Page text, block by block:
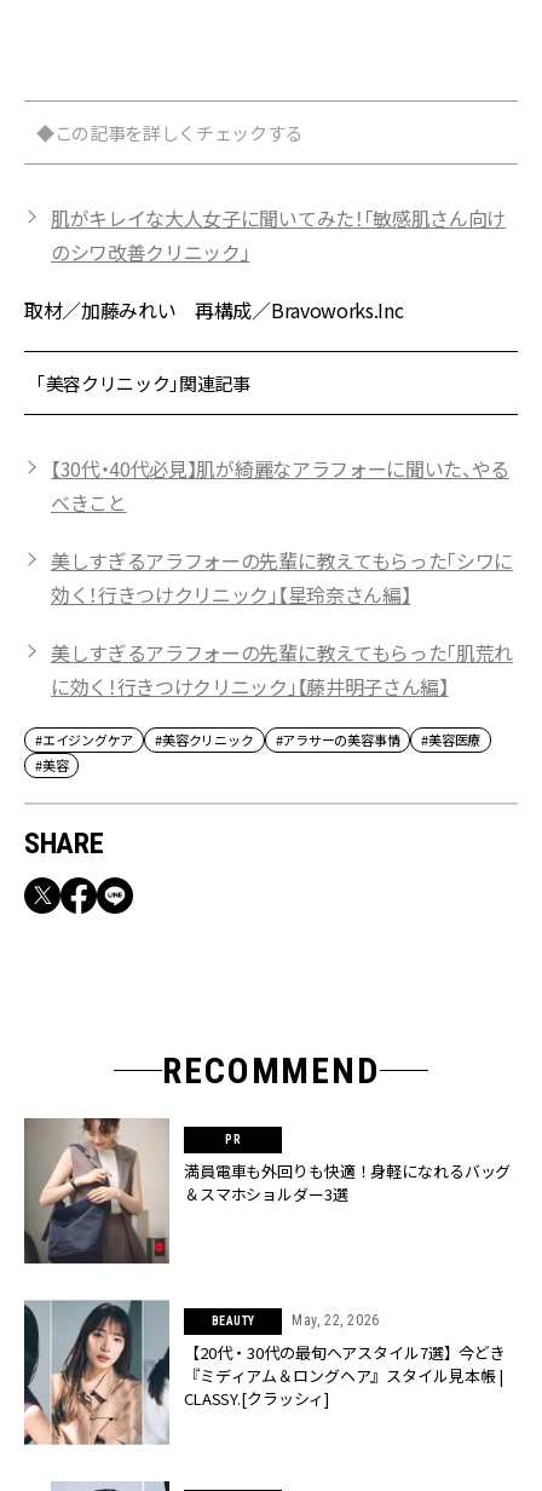
◆この記事を詳しくチェックする
肌がキレイな大人女子に聞いてみた！「敏感肌さん向け
のシワ改善クリニック」
取材／加藤みれい 再構成／Bravoworks.Inc
「美容クリニック」関連記事
【30代・40代必見】肌が綺麗なアラフォーに聞いた、やる
べきこと
美しすぎるアラフォーの先輩に教えてもらった「シワに
効く！行きつけクリニック」【星玲奈さん編】
美しすぎるアラフォーの先輩に教えてもらった「肌荒れ
に効く！行きつけクリニック」【藤井明子さん編】
#エイジングケア #美容クリニック #アラサーの美容事情
#美容医療
#美容
SHARE
RECOMMEND
満員電車も外回りも快適！身軽になれるバッグ
＆スマホショルダー3選
BEAUTY May, 22, 2026
【20代・30代の最旬ヘアスタイル7選】今どき
『ミディアム＆ロングヘア』スタイル見本帳 |
CLASSY.[クラッシィ]